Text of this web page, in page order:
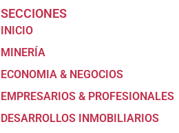
SECCIONES
INICIO
MINERÍA
ECONOMIA & NEGOCIOS
EMPRESARIOS & PROFESIONALES
DESARROLLOS INMOBILIARIOS